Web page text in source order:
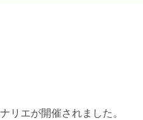
リエが開催されました。